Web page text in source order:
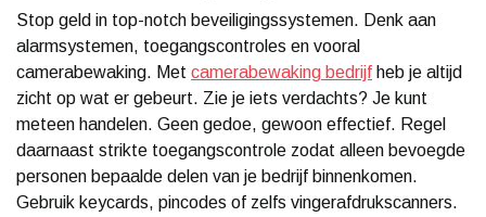
Stop geld in top-notch beveiligingssystemen. Denk aan
alarmsystemen, toegangscontroles en vooral
camerabewaking. Met camerabewaking bedrijf heb je altijd
zicht op wat er gebeurt. Zie je iets verdachts? Je kunt
meteen handelen. Geen gedoe, gewoon effectief. Regel
daarnaast strikte toegangscontrole zodat alleen bevoegde
personen bepaalde delen van je bedrijf binnenkomen.
Gebruik keycards, pincodes of zelfs vingerafdrukscanners.